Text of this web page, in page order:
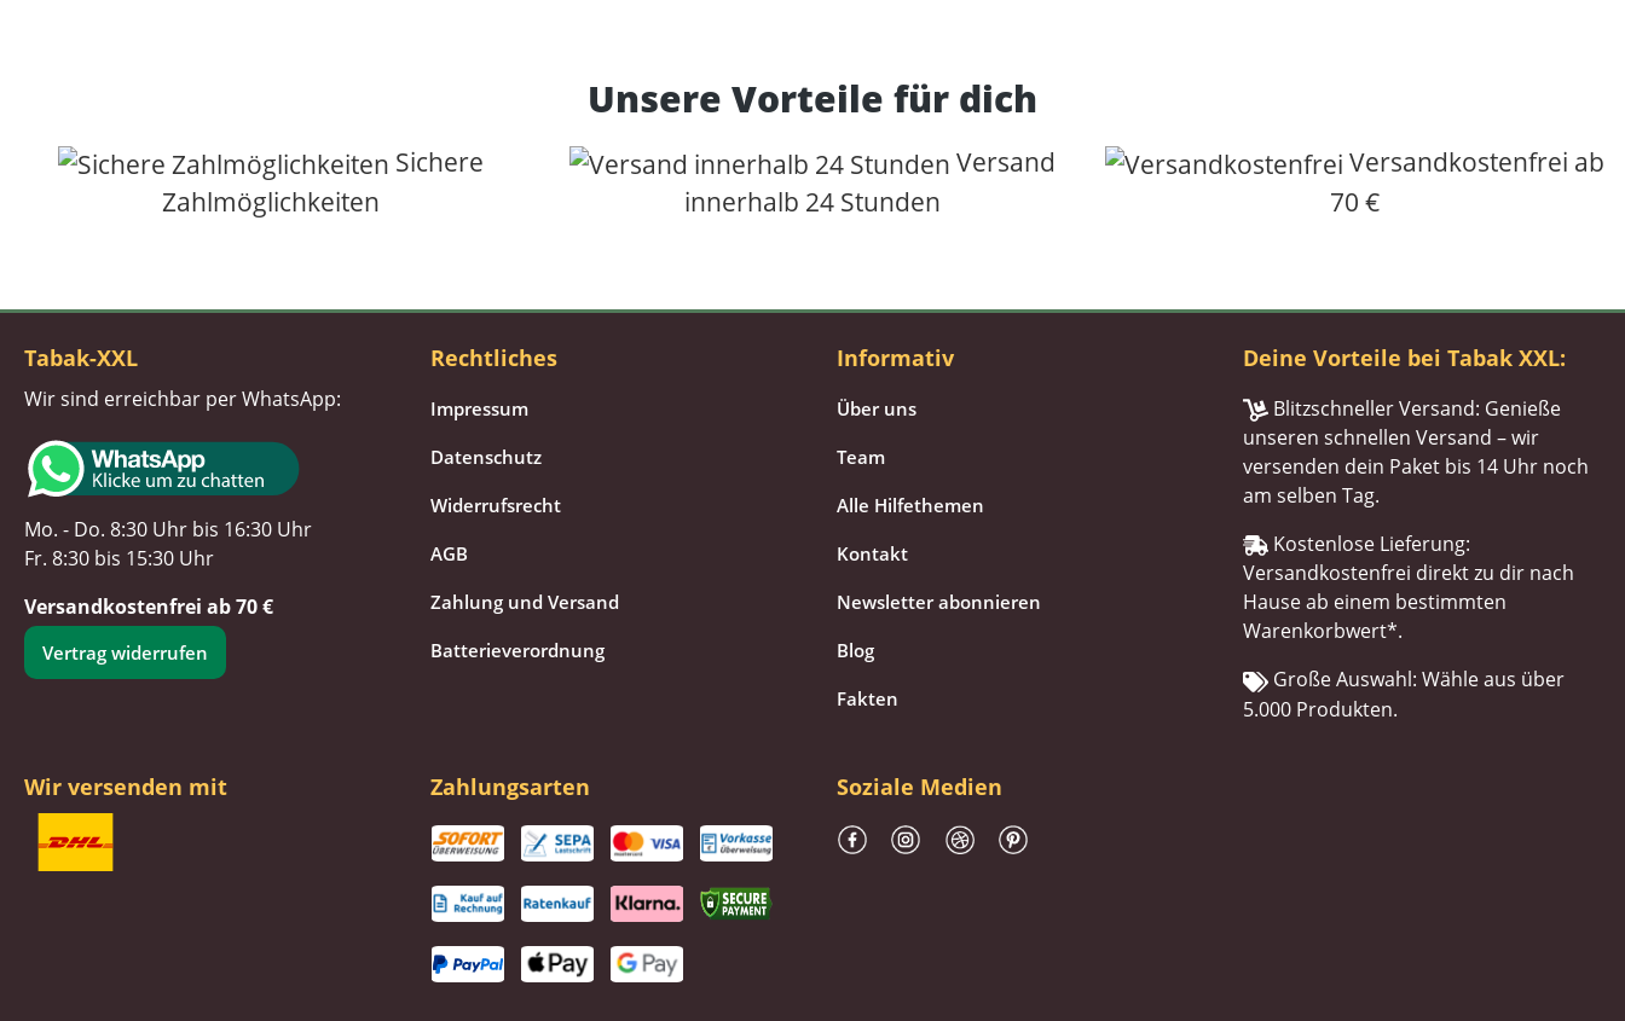
Unsere Vorteile für dich
Sichere
Zahlmöglichkeiten
Versand
innerhalb 24 Stunden
Versandkostenfrei ab
70 €
Tabak-XXL
Wir sind erreichbar per WhatsApp:
Mo. - Do. 8:30 Uhr bis 16:30 Uhr
Fr. 8:30 bis 15:30 Uhr
Versandkostenfrei ab 70 €
Vertrag widerrufen
Rechtliches
Impressum
Datenschutz
Widerrufsrecht
AGB
Zahlung und Versand
Batterieverordnung
Informativ
Über uns
Team
Alle Hilfethemen
Kontakt
Newsletter abonnieren
Blog
Fakten
Deine Vorteile bei Tabak XXL:
Blitzschneller Versand: Genieße
unseren schnellen Versand – wir
versenden dein Paket bis 14 Uhr noch
am selben Tag.
Kostenlose Lieferung:
Versandkostenfrei direkt zu dir nach
Hause ab einem bestimmten
Warenkorbwert*.
Große Auswahl: Wähle aus über
5.000 Produkten.
Wir versenden mit Zahlungsarten Soziale Medien